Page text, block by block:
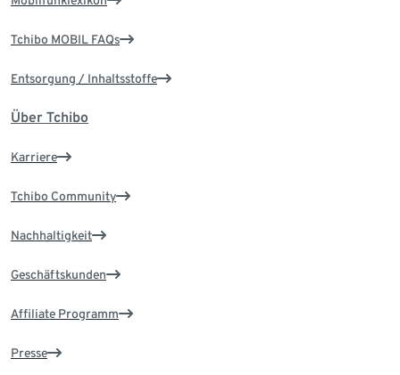
Tchibo MOBIL FAQs
Entsorgung / Inhaltsstoffe
Über Tchibo
Karriere
Tchibo Community
Nachhaltigkeit
Geschäftskunden
Affiliate Programm
Presse